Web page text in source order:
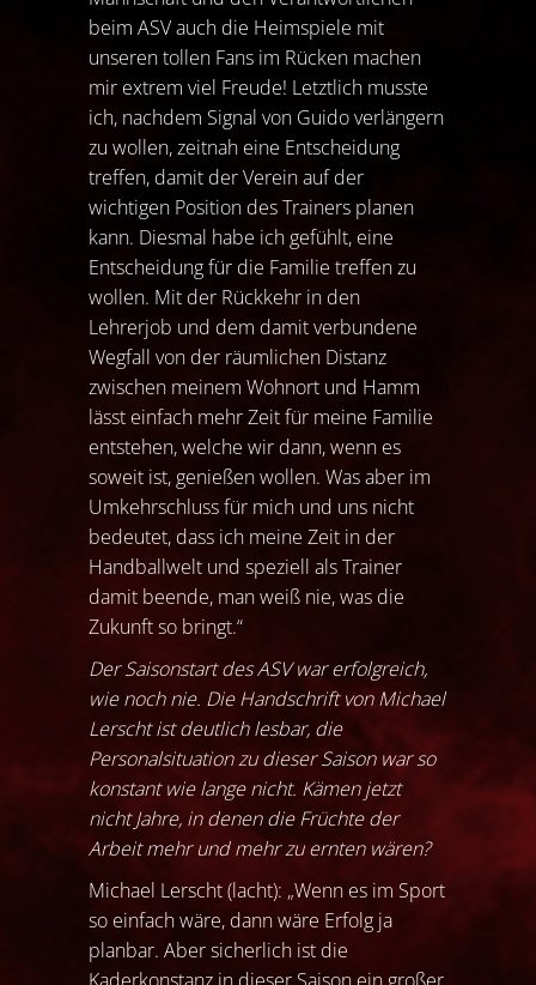
beim ASV auch die Heimspiele mit
unseren tollen Fans im Rücken machen
mir extrem viel Freude! Letztlich musste
ich, nachdem Signal von Guido verlängern
zu wollen, zeitnah eine Entscheidung
treffen, damit der Verein auf der
wichtigen Position des Trainers planen
kann. Diesmal habe ich gefühlt, eine
Entscheidung für die Familie treffen zu
wollen. Mit der Rückkehr in den
Lehrerjob und dem damit verbundene
Wegfall von der räumlichen Distanz
zwischen meinem Wohnort und Hamm
lässt einfach mehr Zeit für meine Familie
entstehen, welche wir dann, wenn es
soweit ist, genießen wollen. Was aber im
Umkehrschluss für mich und uns nicht
bedeutet, dass ich meine Zeit in der
Handballwelt und speziell als Trainer
damit beende, man weiß nie, was die
Zukunft so bringt.“
Der Saisonstart des ASV war erfolgreich,
wie noch nie. Die Handschrift von Michael
Lerscht ist deutlich lesbar, die
Personalsituation zu dieser Saison war so
konstant wie lange nicht. Kämen jetzt
nicht Jahre, in denen die Früchte der
Arbeit mehr und mehr zu ernten wären?
Michael Lerscht (lacht): „Wenn es im Sport
so einfach wäre, dann wäre Erfolg ja
planbar. Aber sicherlich ist die